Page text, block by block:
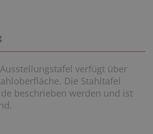
verfügt über
Die Stahltafel
beschrieben werden und ist